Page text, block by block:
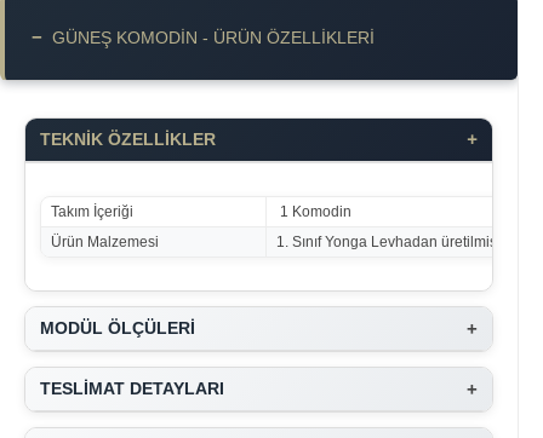
− GÜNEŞ KOMODIN - ÜRÜN ÖZELLIKLERI
TEKNİK ÖZELLİKLER +
Takım İçeriği
1 Komodin
Ürün Malzemesi
1. Sınıf Yonga Levhadan üretilmiştir
MODÜL ÖLÇÜLERİ +
TESLİMAT DETAYLARI +